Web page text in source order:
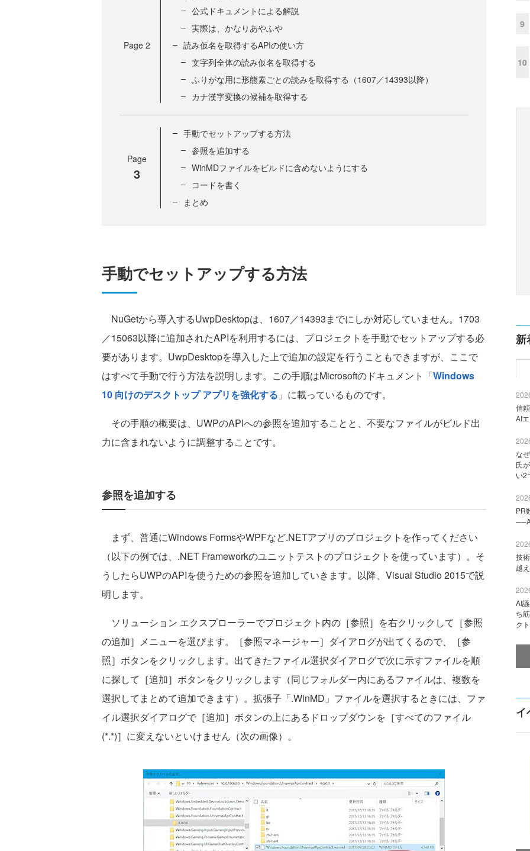
Page 2
公式ドキュメントによる解説
実際は、かなりあやふや
読み仮名を取得するAPIの使い方
文字列全体の読み仮名を取得する
ふりがな用に形態素ごとの読みを取得する（1607／14393以降）
カナ漢字変換の候補を取得する
Page
3
手動でセットアップする方法
参照を追加する
WinMDファイルをビルドに含めないようにする
コードを書く
まとめ
手動でセットアップする方法
NuGetから導入するUwpDesktopは、1607／14393までにしか対応していません。1703
／15063以降に追加されたAPIを利用するには、プロジェクトを手動でセットアップする必
要があります。UwpDesktopを導入した上で追加の設定を行うこともできますが、ここで
はすべて手動で行う方法を説明します。この手順はMicrosoftのドキュメント「Windows
10 向けのデスクトップ アプリを強化する 」に載っているものです。
その手順の概要は、UWPのAPIへの参照を追加することと、不要なファイルがビルド出
力に含まれないように調整することです。
参照を追加する
まず、普通にWindows FormsやWPFなど.NETアプリのプロジェクトを作ってください
（以下の例では、.NET Frameworkのユニットテストのプロジェクトを使っています）。そ
うしたらUWPのAPIを使うための参照を追加していきます。以降、Visual Studio 2015で説
明します。
ソリューション エクスプローラーでプロジェクト内の［参照］を右クリックして［参照
の追加］メニューを選びます。［参照マネージャー］ダイアログが出てくるので、［参
照］ボタンをクリックします。出てきたファイル選択ダイアログで次に示すファイルを順
に探して［追加］ボタンをクリックします（同じフォルダー内にあるファイルは、複数を
選択してまとめて追加できます）。拡張子「.WinMD」ファイルを選択するときには、ファ
イル選択ダイアログで［追加］ボタンの上にあるドロップダウンを［すべてのファイル
(*.*)］に変えないといけません（次の画像）。
9
10
新
信
AI
な
氏
い2
PR
技
越
AI
ち
ク
イ